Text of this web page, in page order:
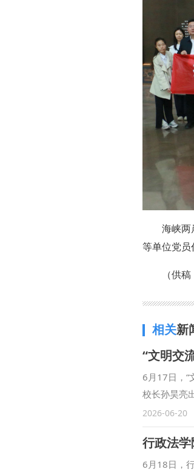
海峡两
等单位党员
（供
相关新
“文明交
6月17日，“
校长孙昊亮
现代化共建
明间的对话
政治学治理
程，持续完
2026-06-20
6月18日，